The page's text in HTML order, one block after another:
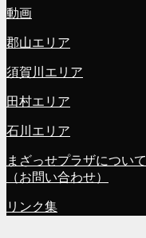
動画
郡山エリア
須賀川エリア
田村エリア
石川エリア
まざっせプラザについて
（お問い合わせ）
リンク集